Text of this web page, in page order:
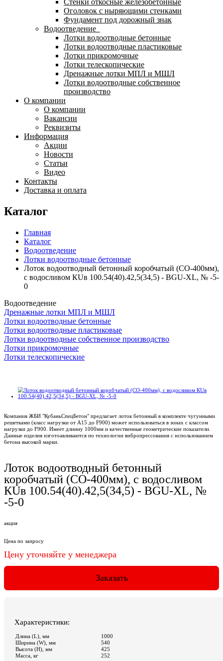
Стенки откосные железобетонные
Оголовок с ныряющими стенками
Фундамент под дорожный знак
Водоотведение
Лотки водоотводные бетонные
Лотки водоотводные пластиковые
Лотки прикромочные
Лотки телескопические
Дренажные лотки МПЛ и МШЛ
Лотки водоотводные собственное
производство
О компании
О компании
Вакансии
Реквизиты
Информация
Акции
Новости
Статьи
Видео
Контакты
Доставка и оплата
Каталог
Главная
Каталог
Водоотведение
Лотки водоотводные бетонные
Лоток водоотводный бетонный коробчатый (СО-400мм),
с водосливом КUв 100.54(40).42,5(34,5) - BGU-XL, № -5-
0
Водоотведение
Дренажные лотки МПЛ и МШЛ
Лотки водоотводные бетонные
Лотки водоотводные пластиковые
Лотки водоотводные собственное производство
Лотки прикромочные
Лотки телескопические